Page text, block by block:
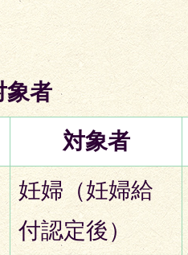
象者
対象者
妊婦（妊婦給
付認定後）